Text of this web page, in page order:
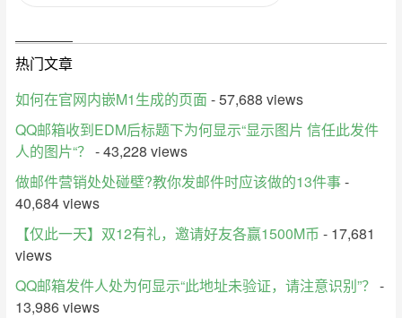
热门文章
如何在官网内嵌M1生成的页面 - 57,688 views
QQ邮箱收到EDM后标题下为何显示“显示图片 信任此发件
人的图片“？ - 43,228 views
做邮件营销处处碰壁?教你发邮件时应该做的13件事-
40,684 views
【仅此一天】双12有礼，邀请好友各赢1500M币 - 17,681
views
QQ邮箱发件人处为何显示“此地址未验证，请注意识别”？ -
13,986 views